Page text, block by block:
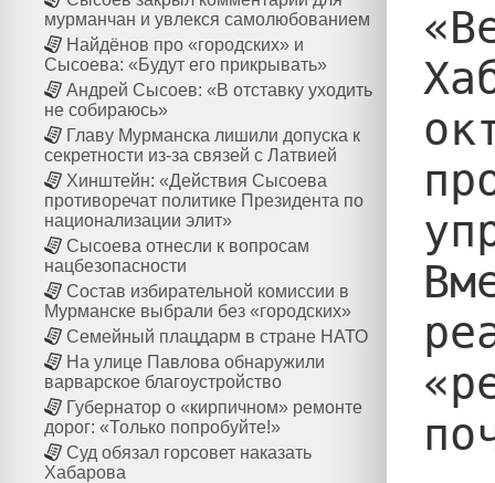
мурманчан и увлекся самолюбованием
Найдёнов про «городских» и
Сысоева: «Будут его прикрывать»
Андрей Сысоев: «В отставку уходить
не собираюсь»
Главу Мурманска лишили допуска к
секретности из-за связей с Латвией
Хинштейн: «Действия Сысоева
противоречат политике Президента по
национализации элит»
Сысоева отнесли к вопросам
нацбезопасности
Состав избирательной комиссии в
Мурманске выбрали без «городских»
Семейный плацдарм в стране НАТО
На улице Павлова обнаружили
варварское благоустройство
Губернатор о «кирпичном» ремонте
дорог: «Только попробуйте!»
Суд обязал горсовет наказать
Хабарова